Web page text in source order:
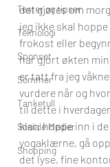
Tester og tipser
Teknologi
Sponset
Sommer
Tanketull
Sosiale Medier
Shopping
det gjøres om
jeg ikke skal
frokost eller
har gjort økten
er tatt fra jeg
vurdere når og
til dette i
klar; hoppe inn i
yogaklærne, gå
det lyse, fine